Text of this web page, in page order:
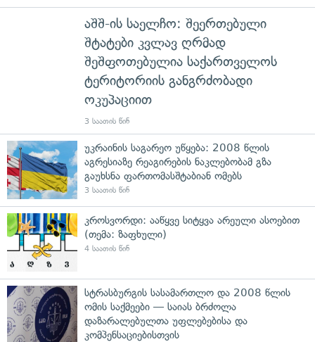
აშშ-ის საელჩო: შეერთებული
შტატები კვლავ ღრმად
შეშფოთებულია საქართველოს
ტერიტორიის განგრძობადი
ოკუპაციით
3 საათის წინ
უკრაინის საგარეო უწყება: 2008 წლის
აგრესიაზე რეაგირების ნაკლებობამ გზა
გაუხსნა ფართომასშტაბიან ომებს
3 საათის წინ
კროსვორდი: ააწყვე სიტყვა არეული ასოებით
(თემა: ზაფხული)
4 საათის წინ
სტრასბურგის სასამართლო და 2008 წლის
ომის საქმეები — საიას ბრძოლა
დაზარალებულთა უფლებებისა და
კომპენსაციებისთვის